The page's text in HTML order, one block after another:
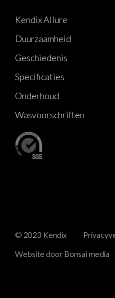
Kendix Allure
Duurzaamheid
Geschiedenis
Specificaties
Onderhoud
Wasvoorschriften
© 2023 Kendix
Website door Bonsai media